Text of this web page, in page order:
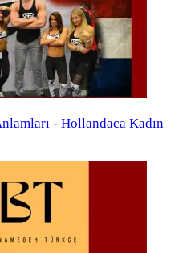
- Hollandaca Kadın